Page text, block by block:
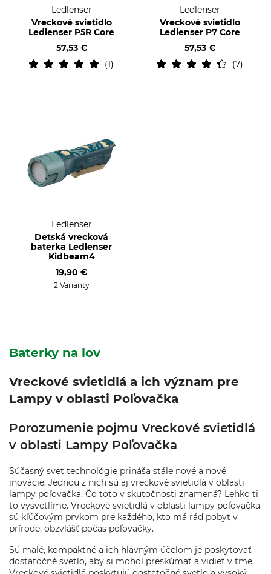
Ledlenser
Vreckové svietidlo
Ledlenser P5R Core
57,53 €
1
Ledlenser
Vreckové svietidlo
Ledlenser P7 Core
57,53 €
7
Ledlenser
Detská vrecková
baterka Ledlenser
Kidbeam4
19,90 €
2 Varianty
Baterky na lov
Vreckové svietidlá a ich význam pre
Lampy v oblasti Poľovačka
Porozumenie pojmu Vreckové svietidlá
v oblasti Lampy Poľovačka
Súčasný svet technológie prináša stále nové a nové
inovácie. Jednou z nich sú aj vreckové svietidlá v oblasti
lampy poľovačka. Čo toto v skutočnosti znamená? Lehko ti
to vysvetlíme. Vreckové svietidlá v oblasti lampy poľovačka
sú kľúčovým prvkom pre každého, kto má rád pobyt v
prírode, obzvlášť počas poľovačky.
Sú malé, kompaktné a ich hlavným účelom je poskytovať
dostatočné svetlo, aby si mohol preskúmať a vidieť v tme.